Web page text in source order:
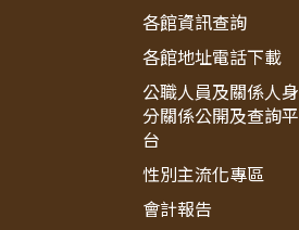
各館資訊查詢
各館地址電話下載
公職人員及關係人身
分關係公開及查詢平
台
性別主流化專區
會計報告